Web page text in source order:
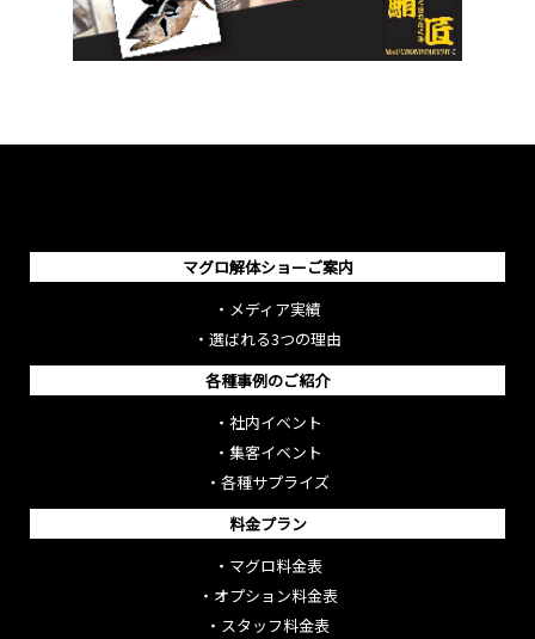
マグロ解体ショーご案内
・ メディア実績
・ 選ばれる3つの理由
各種事例のご紹介
・ 社内イベント
・ 集客イベント
・ 各種サプライズ
料金プラン
・ マグロ料金表
・ オプション料金表
・ スタッフ料金表